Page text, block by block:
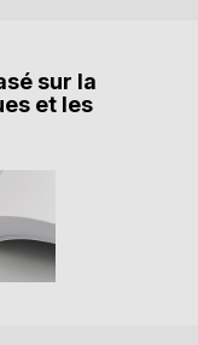
sur la
et les